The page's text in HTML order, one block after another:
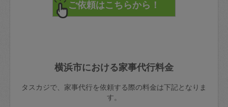
横浜市における家事代行料金
タスカジで、家事代行を依頼する際の料金は下記となりま
す。